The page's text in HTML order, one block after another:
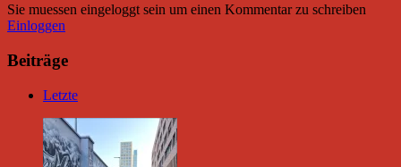
Sie muessen eingeloggt sein um einen Kommentar zu schreiben
Einloggen
Beiträge
Letzte